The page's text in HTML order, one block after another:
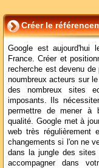
Créer le
Google est aujourd'hui
France. Créer et
recherche est devenu
noumbreux acteurs sur
des nombreux sites
imposants. Ils
permettre de mener à
qualité. Google met à
web très régulièrement
changements si l'on ne
dans la jungle des sites
accompagner dans